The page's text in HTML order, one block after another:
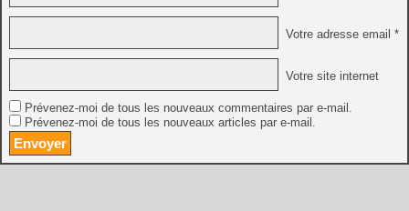
Votre adresse email *
Votre site internet
Prévenez-moi de tous les nouveaux commentaires par e-mail.
Prévenez-moi de tous les nouveaux articles par e-mail.